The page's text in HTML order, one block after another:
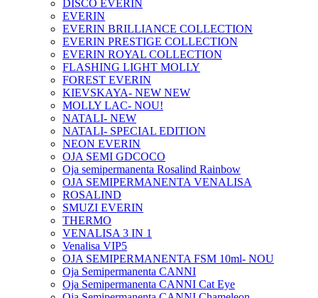
DISCO EVERIN
EVERIN
EVERIN BRILLIANCE COLLECTION
EVERIN PRESTIGE COLLECTION
EVERIN ROYAL COLLECTION
FLASHING LIGHT MOLLY
FOREST EVERIN
KIEVSKAYA- NEW NEW
MOLLY LAC- NOU!
NATALI- NEW
NATALI- SPECIAL EDITION
NEON EVERIN
OJA SEMI GDCOCO
Oja semipermanenta Rosalind Rainbow
OJA SEMIPERMANENTA VENALISA
ROSALIND
SMUZI EVERIN
THERMO
VENALISA 3 IN 1
Venalisa VIP5
OJA SEMIPERMANENTA FSM 10ml- NOU
Oja Semipermanenta CANNI
Oja Semipermanenta CANNI Cat Eye